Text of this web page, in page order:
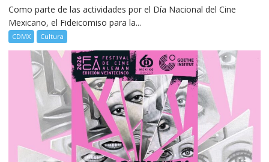
Como parte de las actividades por el Día Nacional del Cine
Mexicano, el Fideicomiso para la...
CDMX Cultura